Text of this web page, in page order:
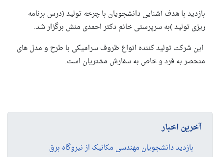
بازدید با هدف آشنایی دانشجویان با چرخه تولید (درس برنامه
ریزی تولید )به سرپرستی خانم دکتر احمدی منش برگزار شد.
این شرکت تولید کننده انواع ظروف سرامیکی با طرح و مدل های
منحصر به فرد و خاص به سفارش مشتریان است.
آخرین اخبار
بازدید دانشجویان مهندسی مکانیک از نیروگاه برق